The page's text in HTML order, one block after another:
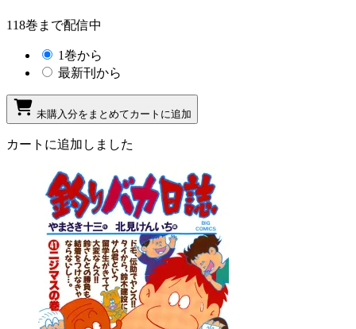
118巻まで配信中
1巻から
最新刊から
未購入分をまとめてカートに追加
カートに追加しました